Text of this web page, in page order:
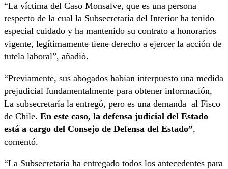
“La víctima del Caso Monsalve, que es una persona
respecto de la cual la Subsecretaría del Interior ha tenido
especial cuidado y ha mantenido su contrato a honorarios
vigente, legítimamente tiene derecho a ejercer la acción de
tutela laboral”, añadió.
“Previamente, sus abogados habían interpuesto una medida
prejudicial fundamentalmente para obtener información,
La subsecretaría la entregó, pero es una demanda al Fisco
de Chile. En este caso, la defensa judicial del Estado
está a cargo del Consejo de Defensa del Estado”,
comentó.
“La Subsecretaría ha entregado todos los antecedentes para